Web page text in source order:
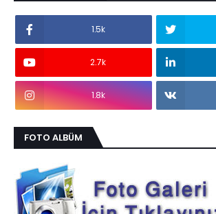
1.5k
2.7k
1.8k
FOTO ALBÜM